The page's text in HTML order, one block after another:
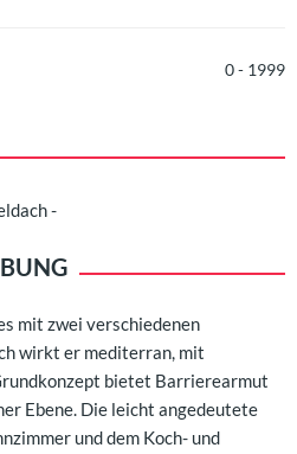
0 - 1999
mit zwei verschiedenen
wirkt er mediterran, mit
bietet Barrierearmut
Ebene. Die leicht angedeutete
und dem Koch- und